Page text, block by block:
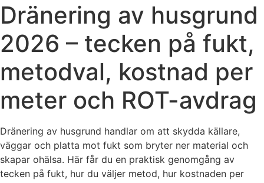
Dränering av husgrund
2026 – tecken på fukt,
metodval, kostnad per
meter och ROT-avdrag
Dränering av husgrund handlar om att skydda källare,
väggar och platta mot fukt som bryter ner material och
skapar ohälsa. Här får du en praktisk genomgång av
tecken på fukt, hur du väljer metod, hur kostnaden per